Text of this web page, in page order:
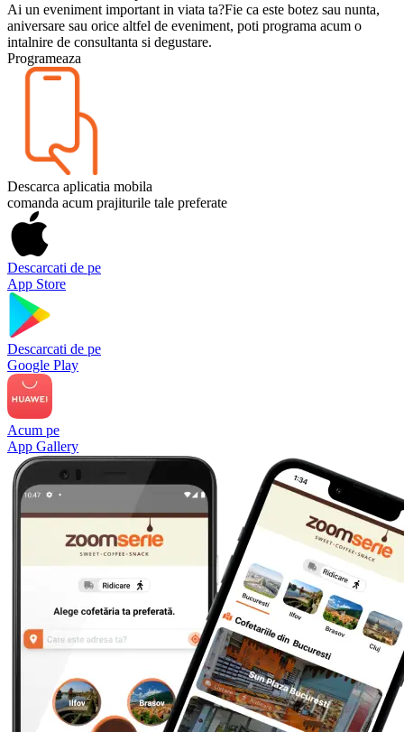
Ai un eveniment important in viata ta?Fie ca este botez sau nunta,
aniversare sau orice altfel de eveniment, poti programa acum o
intalnire de consultanta si degustare.
Programeaza
Descarca aplicatia mobila
comanda acum prajiturile tale preferate
Descarcati de pe
App Store
Descarcati de pe
Google Play
Acum pe
App Gallery